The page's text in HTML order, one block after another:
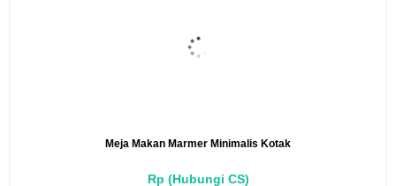
Meja Makan Marmer Minimalis Kotak
Rp (Hubungi CS)